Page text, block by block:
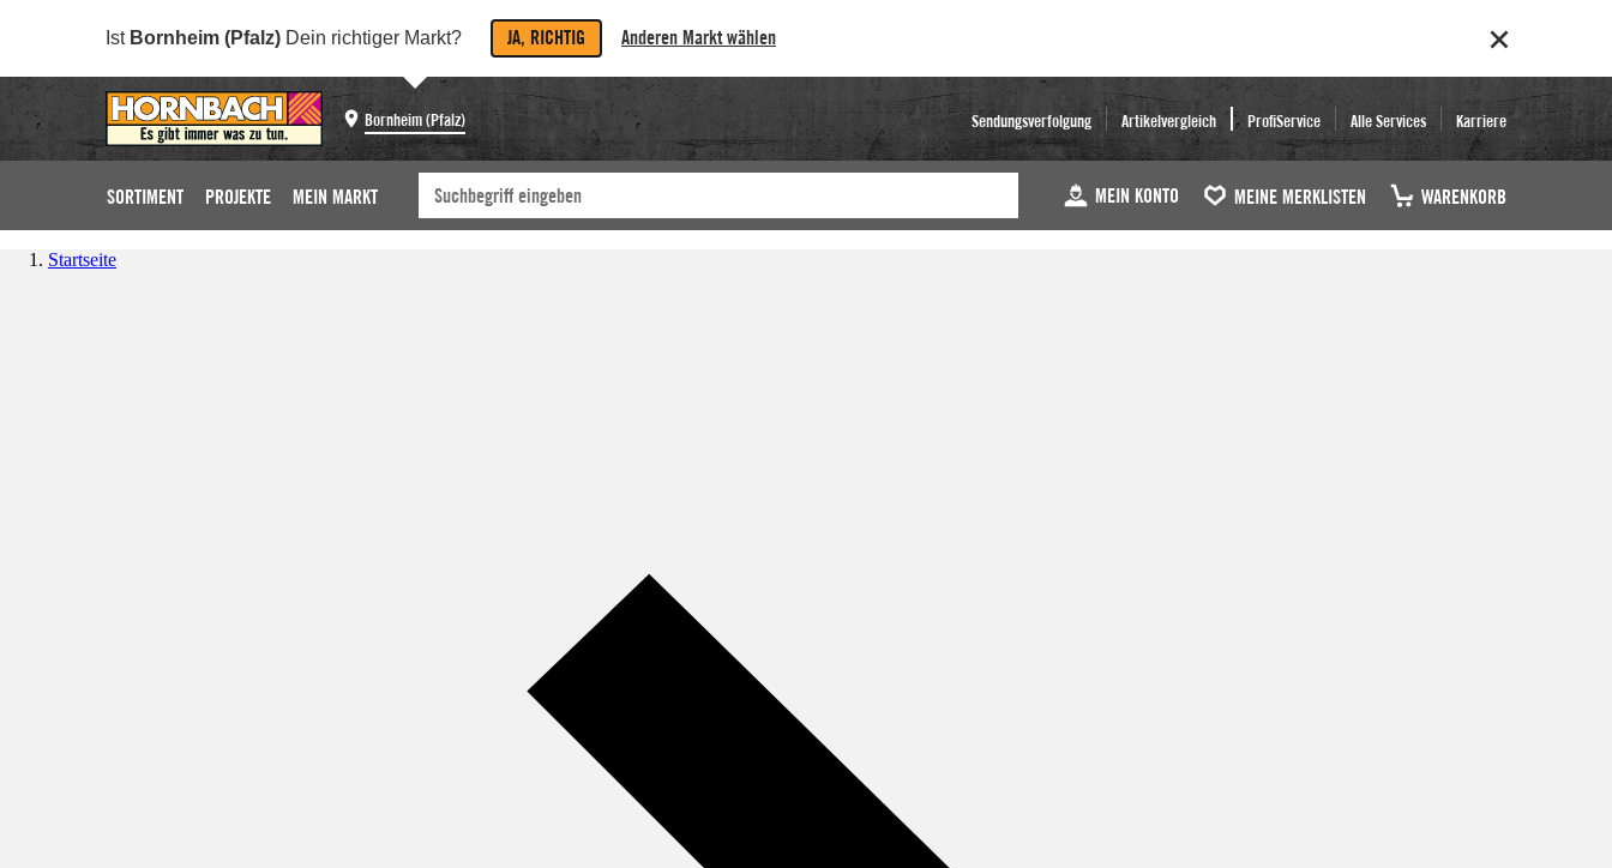
Ist Bornheim (Pfalz) Dein richtiger Markt? JA, RICHTIG Anderen Markt wählen
Bornheim (Pfalz) Sendungsverfolgung Artikelvergleich ProfiService Alle Services Karriere
SORTIMENT PROJEKTE MEIN MARKT MEIN KONTO MEINE MERKLISTEN WARENKORB
Startseite